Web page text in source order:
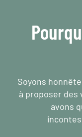
Soyons
à proposer des
avons